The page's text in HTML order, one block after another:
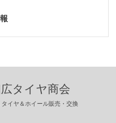
タイヤ商会
イヤ＆ホイール販売・交換